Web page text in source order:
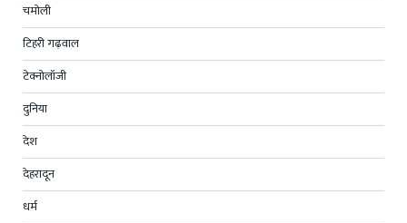
चमोली
टिहरी गढ़वाल
टेक्नोलॉजी
दुनिया
देश
देहरादून
धर्म